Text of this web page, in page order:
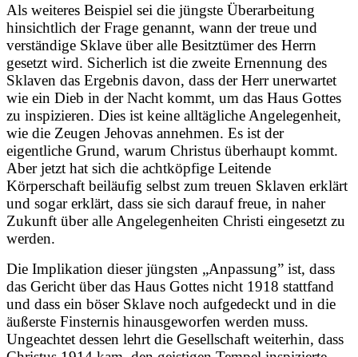
Als weiteres Beispiel sei die jüngste Überarbeitung
hinsichtlich der Frage genannt, wann der treue und
verständige Sklave über alle Besitztümer des Herrn
gesetzt wird. Sicherlich ist die zweite Ernennung des
Sklaven das Ergebnis davon, dass der Herr unerwartet
wie ein Dieb in der Nacht kommt, um das Haus Gottes
zu inspizieren. Dies ist keine alltägliche Angelegenheit,
wie die Zeugen Jehovas annehmen. Es ist der
eigentliche Grund, warum Christus überhaupt kommt.
Aber jetzt hat sich die achtköpfige Leitende
Körperschaft beiläufig selbst zum treuen Sklaven erklärt
und sogar erklärt, dass sie sich darauf freue, in naher
Zukunft über alle Angelegenheiten Christi eingesetzt zu
werden.
Die Implikation dieser jüngsten „Anpassung” ist, dass
das Gericht über das Haus Gottes nicht 1918 stattfand
und dass ein böser Sklave noch aufgedeckt und in die
äußerste Finsternis hinausgeworfen werden muss.
Ungeachtet dessen lehrt die Gesellschaft weiterhin, dass